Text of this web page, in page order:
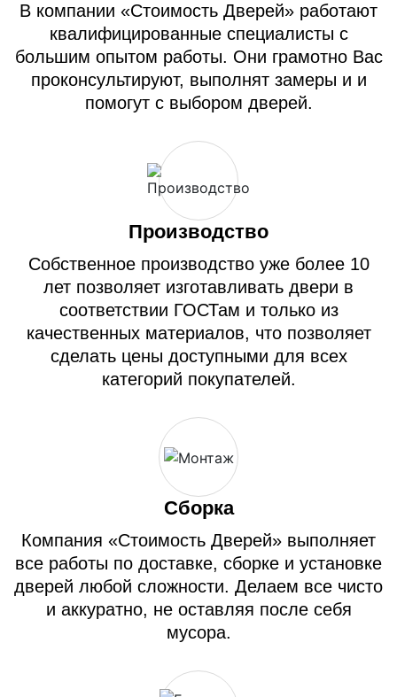
В компании «Стоимость Дверей» работают
квалифицированные специалисты с
большим опытом работы. Они грамотно Вас
проконсультируют, выполнят замеры и и
помогут с выбором дверей.
Производство
Собственное производство уже более 10
лет позволяет изготавливать двери в
соответствии ГОСТам и только из
качественных материалов, что позволяет
сделать цены доступными для всех
категорий покупателей.
Сборка
Компания «Стоимость Дверей» выполняет
все работы по доставке, сборке и установке
дверей любой сложности. Делаем все чисто
и аккуратно, не оставляя после себя
мусора.